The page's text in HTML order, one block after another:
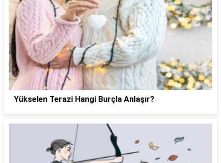
Yükselen Terazi Hangi Burçla Anlaşır?